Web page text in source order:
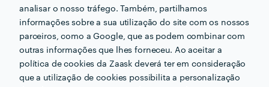
analisar o nosso tráfego. Também, partilhamos
informações sobre a sua utilização do site com os nossos
parceiros, como a Google, que as podem combinar com
outras informações que lhes forneceu. Ao aceitar a
política de cookies da Zaask deverá ter em consideração
que a utilização de cookies possibilita a personalização
acerca do projecto que quer realizar antes de falar
com profissionais?
- Qual o seu objetivo e a dimensão da ambição
- Todos os pormenores do seu produto ou serviço
- Qual a data em que pretende a entrega do trabalho